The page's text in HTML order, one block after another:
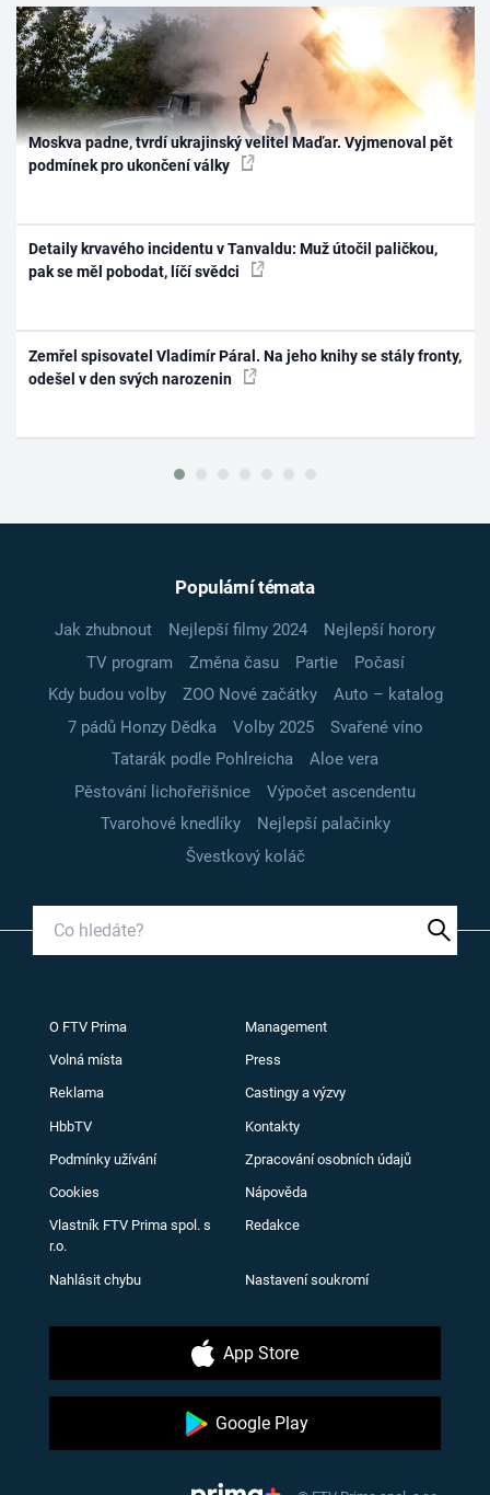
Moskva padne, tvrdí ukrajinský velitel Maďar. Vyjmenoval pět
podmínek pro ukončení války
Detaily krvavého incidentu v Tanvaldu: Muž útočil paličkou,
pak se měl pobodat, líčí svědci
Zemřel spisovatel Vladimír Páral. Na jeho knihy se stály fronty,
odešel v den svých narozenin
Populární témata
Jak zhubnout Nejlepší filmy 2024
Nejlepší horory
TV program
Změna času Partie
Počasí
Kdy budou volby
ZOO Nové začátky
Auto – katalog
7 pádů Honzy Dědka
Volby 2025
Svařené víno
Tatarák podle Pohlreicha
Aloe vera
Pěstování lichořeřišnice
Výpočet ascendentu
Tvarohové knedlíky
Nejlepší palačinky
Švestkový koláč
O FTV Prima Management
Volná místa Press
Reklama Castingy a výzvy
HbbTV Kontakty
Podmínky užívání Zpracování osobních údajů
Cookies Nápověda
Vlastník FTV Prima spol. s
r.o.
Redakce
Nahlásit chybu Nastavení soukromí
App Store
Google Play